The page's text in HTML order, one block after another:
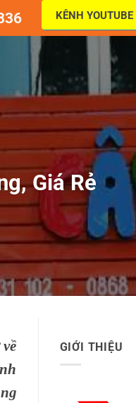
KÊNH YOUTUBE
Giá Rẻ
GIỚI THIỆU